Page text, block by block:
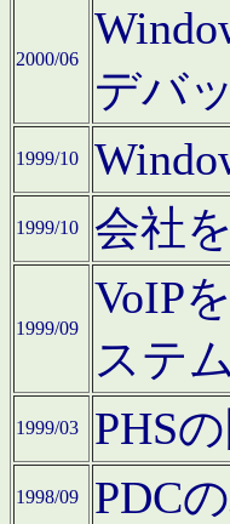
2000/06
デバ
1999/10
1999/10 会社
1999/09
VoIP
ステ
1999/03 PHS
1998/09 PDC